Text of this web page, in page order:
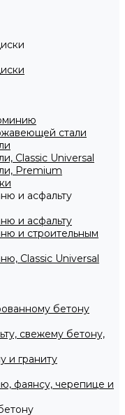
стали
Classic Universal
Premium
и асфальту
и асфальту
и строительным
Classic Universal
бетону
свежему бетону,
и граниту
фаянсу, черепице и